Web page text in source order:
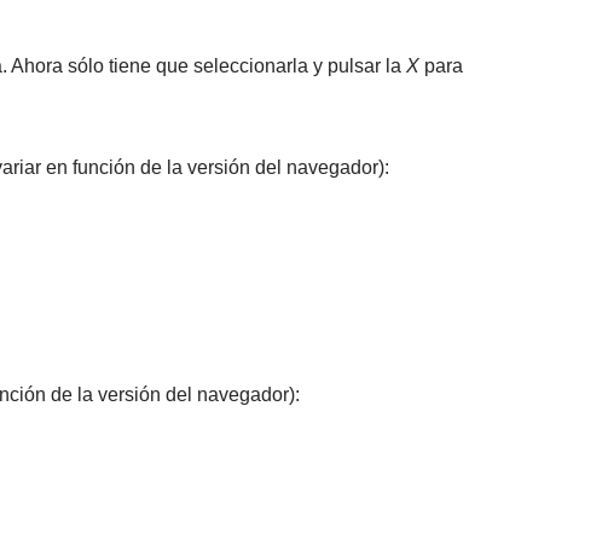
Ahora sólo tiene que seleccionarla y pulsar la X para
en función de la versión del navegador):
de la versión del navegador):